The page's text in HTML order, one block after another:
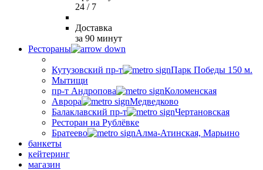
24 / 7
Доставка
за 90 минут
Рестораны
Кутузовский пр-т
Парк Победы 150 м.
Мытищи
пр-т Андропова
Коломенская
Аврора
Медведково
Балаклавский пр-т
Чертановская
Ресторан на Рублёвке
Братеево
Алма-Атинская, Марьино
банкеты
кейтеринг
магазин